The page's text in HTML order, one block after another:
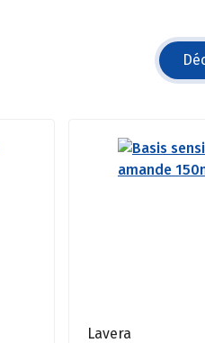
Lavera